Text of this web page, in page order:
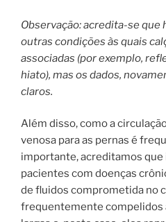
Observação: acredita-se que
outras condições às quais
associadas (por exemplo,
hiato), mas os dados,
claros.
Além disso, como a
venosa para as pernas é
importante, acreditamos que
pacientes com doenças
de fluidos comprometida no
frequentemente compelidos